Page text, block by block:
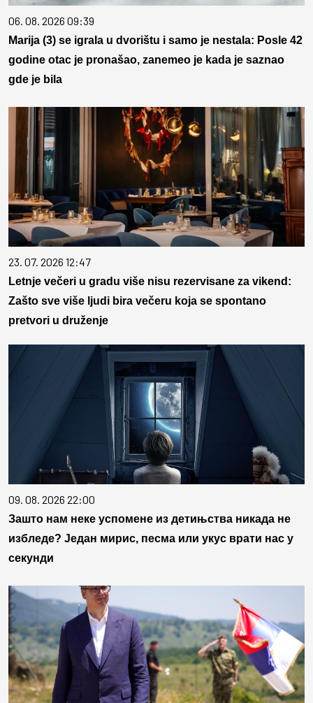
06. 08. 2026 09:39
Marija (3) se igrala u dvorištu i samo je nestala: Posle 42
godine otac je pronašao, zanemeo je kada je saznao
gde je bila
23. 07. 2026 12:47
Letnje večeri u gradu više nisu rezervisane za vikend:
Zašto sve više ljudi bira večeru koja se spontano
pretvori u druženje
09. 08. 2026 22:00
Зашто нам неке успомене из детињства никада не
избледе? Један мирис, песма или укус врати нас у
секунди